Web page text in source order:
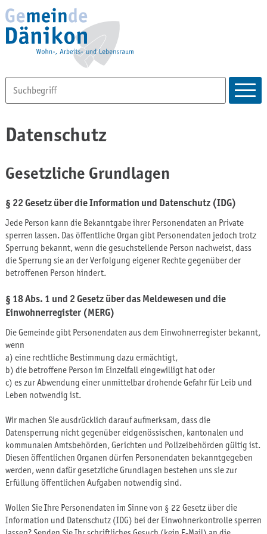
Datenschutz
Gesetzliche Grundlagen
§ 22 Gesetz über die Information und Datenschutz (IDG)
Jede Person kann die Bekanntgabe ihrer Personendaten an Private
sperren lassen. Das öffentliche Organ gibt Personendaten jedoch trotz
Sperrung bekannt, wenn die gesuchstellende Person nachweist, dass
die Sperrung sie an der Verfolgung eigener Rechte gegenüber der
betroffenen Person hindert.
§ 18 Abs. 1 und 2 Gesetz über das Meldewesen und die
Einwohnerregister (MERG)
Die Gemeinde gibt Personendaten aus dem Einwohnerregister bekannt,
wenn
a) eine rechtliche Bestimmung dazu ermächtigt,
b) die betroffene Person im Einzelfall eingewilligt hat oder
c) es zur Abwendung einer unmittelbar drohende Gefahr für Leib und
Leben notwendig ist.
Wir machen Sie ausdrücklich darauf aufmerksam, dass die
Datensperrung nicht gegenüber eidgenössischen, kantonalen und
kommunalen Amtsbehörden, Gerichten und Polizeibehörden gültig ist.
Diesen öffentlichen Organen dürfen Personendaten bekanntgegeben
werden, wenn dafür gesetzliche Grundlagen bestehen uns sie zur
Erfüllung öffentlichen Aufgaben notwendig sind.
Wollen Sie Ihre Personendaten im Sinne von § 22 Gesetz über die
Information und Datenschutz (IDG) bei der Einwohnerkontrolle sperren